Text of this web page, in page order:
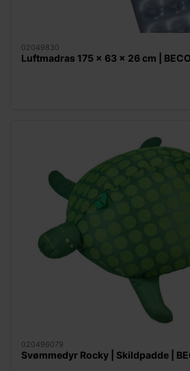
02049830
Luftmadras 175 x 63 x 26 cm | BECO
020496079
Svømmedyr Rocky | Skildpadde |